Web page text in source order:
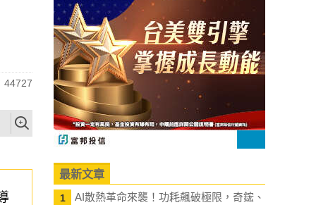
44727
最新文章
1
AI散熱革命來襲！功耗飆破極限，奇鋐、